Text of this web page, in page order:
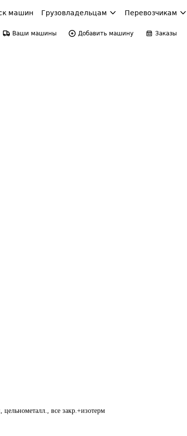
машин Грузовладельцам Перевозчикам
Ваши машины Добавить машину Заказы
все закр.+изотерм